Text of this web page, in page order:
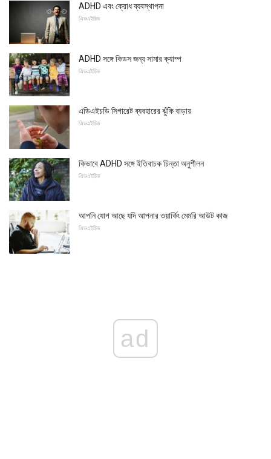
ADHD এবং ক্রোধ ব্যবস্থাপনা
এিডএইচিড
ADHD সঙ্গে কিডস জন্য সামার ক্যাম্প
এিডএইচিড
এডিএইচডি সিগারেট ব্যবহারের ঝুঁকি বাড়ায়
এিডএইচিড
কিভাবে ADHD সঙ্গে ইতিবাচক চিন্তা অনুশীলন
এিডএইচিড
আপনি যোগ আছে যদি আপনার ওয়ার্কিং মেমরি আউট কাজ
এিডএইচিড
ad